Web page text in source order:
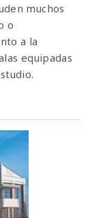
muchos
o
a la
equipadas